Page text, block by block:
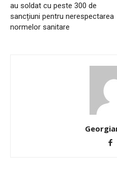
au soldat cu peste 300 de
sancțiuni pentru nerespectarea
normelor sanitare